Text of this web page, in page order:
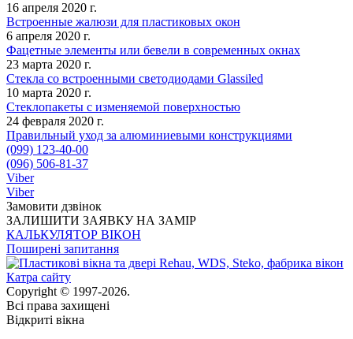
16 апреля 2020 г.
Встроенные жалюзи для пластиковых окон
6 апреля 2020 г.
Фацетные элементы или бевели в современных окнах
23 марта 2020 г.
Стекла со встроенными светодиодами Glassiled
10 марта 2020 г.
Стеклопакеты с изменяемой поверхностью
24 февраля 2020 г.
Правильный уход за алюминиевыми конструкциями
(099) 123-40-00
(096) 506-81-37
Viber
Viber
Замовити дзвінок
ЗАЛИШИТИ ЗАЯВКУ НА ЗАМІР
КАЛЬКУЛЯТОР ВІКОН
Поширені запитання
Катра сайту
Copyright © 1997-2026.
Всі права захищені
Відкриті вікна